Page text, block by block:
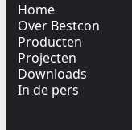
Home
Over Bestcon
Producten
Projecten
Downloads
In de pers